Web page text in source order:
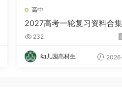
高中
2027高考一轮复习资料合集
232
幼儿园高材生